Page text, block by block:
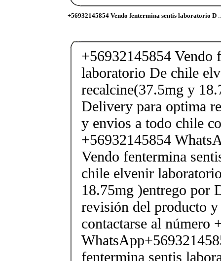
+56932145854 Vendo fentermina sentis laboratorio D::
+56932145854 Vendo
laboratorio De chile
recalcine(37.5mg y
Delivery para optima
y envios a todo chile
+56932145854
Vendo fentermina
chile elvenir
18.75mg )entrego por
revisión del producto
contactarse al número
fentermina sentis